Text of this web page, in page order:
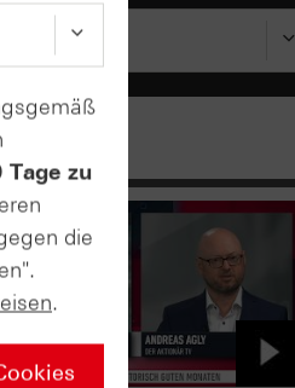
zu
die
.